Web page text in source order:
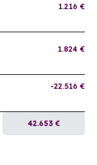
1.216 €
1.824 €
-22.516 €
42.653 €